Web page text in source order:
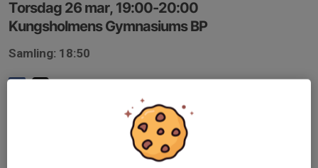
Torsdag 26 mar, 19:00-20:00
Kungsholmens Gymnasiums BP
Samling: 18:50